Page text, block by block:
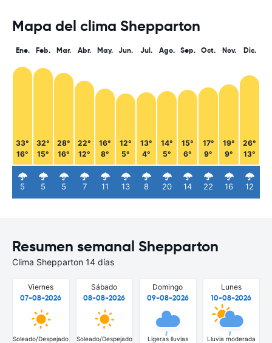
Mapa del clima Shepparton
Ene.
33°
16°
5
Feb.
32°
15°
5
Mar.
28°
16°
5
Abr.
22°
12°
7
May.
16°
8°
11
Jun.
12°
5°
13
Jul.
13°
4°
8
Ago.
14°
5°
20
Sep.
15°
6°
14
Oct.
17°
9°
22
Nov.
19°
9°
16
Dic.
26°
13°
12
Resumen semanal Shepparton
Clima Shepparton 14 días
Viernes
07-08-2026
Soleado/Despejado
Sábado
08-08-2026
Soleado/Despejado
Domingo
09-08-2026
Ligeras lluvias
Lunes
10-08-2026
Lluvia moderada